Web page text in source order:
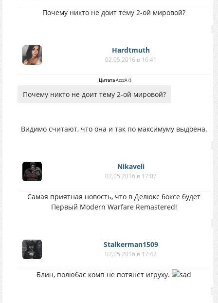
Почему никто не доит тему 2-ой мировой?
Hardtmuth
02.05.2016 в 16:41
ЦитатаAzzzA()
Почему никто не доит тему 2-ой мировой?
Видимо считают, что она и так по максимуму выдоена.
Nikaveli
02.05.2016 в 17:07
Самая приятная новость, что в Делюкс боксе будет
Первый Modern Warfare Remastered!
Stalkerman1509
02.05.2016 в 17:42
Блин, полюбас комп не потянет игруху.